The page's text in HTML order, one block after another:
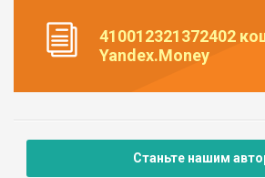
410012321372402
Yandex.Money
Станьте нашим